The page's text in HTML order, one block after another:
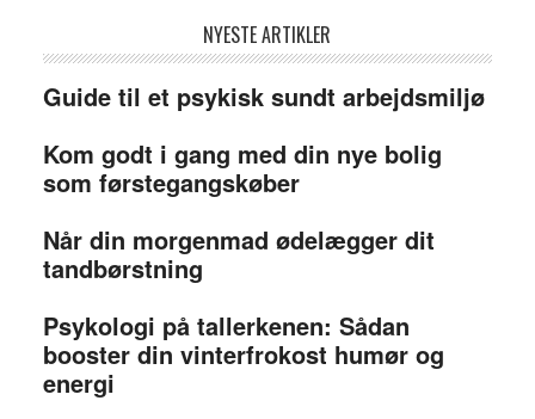
NYESTE ARTIKLER
Guide til et psykisk sundt arbejdsmiljø
Kom godt i gang med din nye bolig
som førstegangskøber
Når din morgenmad ødelægger dit
tandbørstning
Psykologi på tallerkenen: Sådan
booster din vinterfrokost humør og
energi